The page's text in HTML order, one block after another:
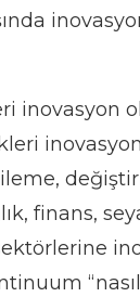
inovasyon
finans,